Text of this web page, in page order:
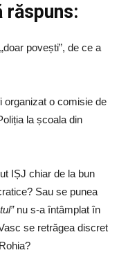
răspuns:
povești”, de ce a
organizat o comisie de
la școala din
IȘJ chiar de la bun
Sau se punea
nu s-a întâmplat în
se retrăgea discret